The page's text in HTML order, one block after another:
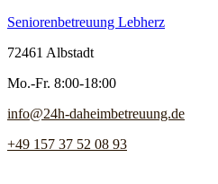
Seniorenbetreuung Lebherz
72461 Albstadt
Mo.-Fr. 8:00-18:00
info@24h-daheimbetreuung.de
+49 157 37 52 08 93